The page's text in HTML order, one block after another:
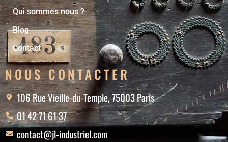
Qui sommes nous ?
Blog
Contact
NOUS CONTACTER
106 Rue Vieille-du-Temple, 75003 Paris
01 42 71 61 37
contact@jl-industriel.com